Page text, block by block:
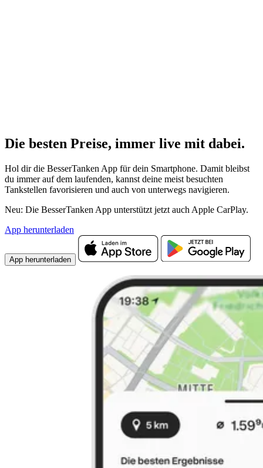
Die besten Preise, immer live mit dabei.
Hol dir die BesserTanken App für dein Smartphone. Damit bleibst
du immer auf dem laufenden, kannst deine meist besuchten
Tankstellen favorisieren und auch von unterwegs navigieren.
Neu: Die BesserTanken App unterstützt jetzt auch Apple CarPlay.
App herunterladen
App herunterladen